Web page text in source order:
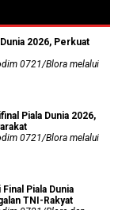
2026, Perkuat
0721/Blora melalui
Piala Dunia 2026,
0721/Blora melalui
Piala Dunia
TNI-Rakyat